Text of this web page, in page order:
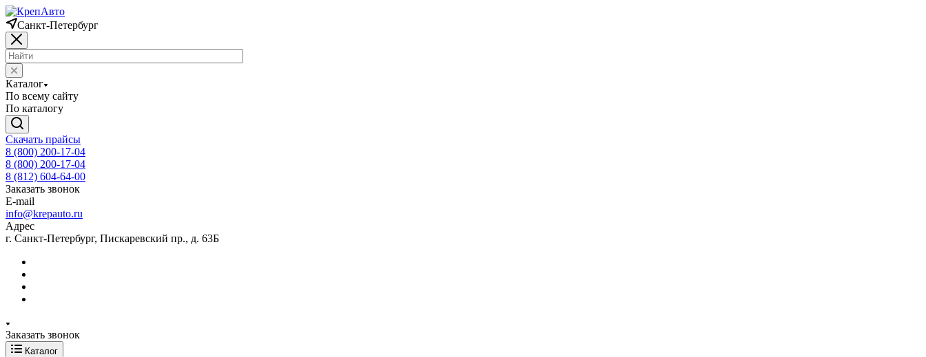
Санкт-Петербург
Каталог
По всему сайту
По каталогу
Скачать прайсы
8 (800) 200-17-04
8 (800) 200-17-04
8 (812) 604-64-00
Заказать звонок
E-mail
info@krepauto.ru
Адрес
г. Санкт-Петербург, Пискаревский пр., д. 63Б
Заказать звонок
Каталог